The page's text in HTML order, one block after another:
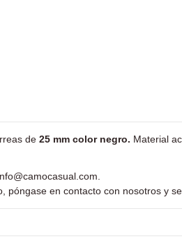
de 25 mm color negro. Material
póngase en contacto con nosotros y